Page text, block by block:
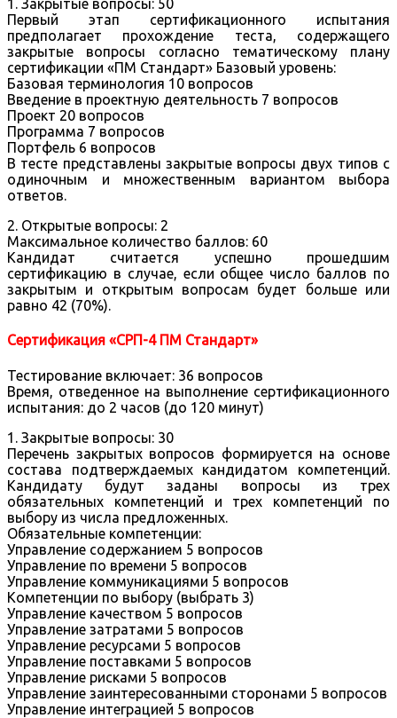
1. Закрытые вопросы: 50
Первый этап сертификационного испытания
предполагает прохождение теста, содержащего
закрытые вопросы согласно тематическому плану
сертификации «ПМ Стандарт» Базовый уровень:
Базовая терминология 10 вопросов
Введение в проектную деятельность 7 вопросов
Проект 20 вопросов
Программа 7 вопросов
Портфель 6 вопросов
В тесте представлены закрытые вопросы двух типов с
одиночным и множественным вариантом выбора
ответов.
2. Открытые вопросы: 2
Максимальное количество баллов: 60
Кандидат считается успешно прошедшим
сертификацию в случае, если общее число баллов по
закрытым и открытым вопросам будет больше или
равно 42 (70%).
Сертификация «СРП-4 ПМ Стандарт»
Тестирование включает: 36 вопросов
Время, отведенное на выполнение сертификационного
испытания: до 2 часов (до 120 минут)
1. Закрытые вопросы: 30
Перечень закрытых вопросов формируется на основе
состава подтверждаемых кандидатом компетенций.
Кандидату будут заданы вопросы из трех
обязательных компетенций и трех компетенций по
выбору из числа предложенных.
Обязательные компетенции:
Управление содержанием 5 вопросов
Управление по времени 5 вопросов
Управление коммуникациями 5 вопросов
Компетенции по выбору (выбрать 3)
Управление качеством 5 вопросов
Управление затратами 5 вопросов
Управление ресурсами 5 вопросов
Управление поставками 5 вопросов
Управление рисками 5 вопросов
Управление заинтересованными сторонами 5 вопросов
Управление интеграцией 5 вопросов